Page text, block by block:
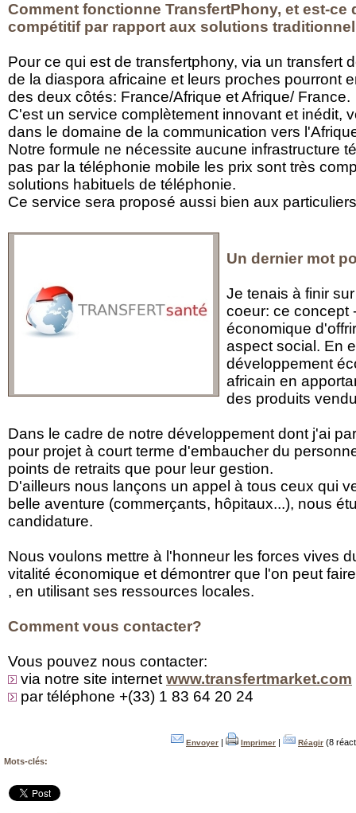
Comment fonctionne TransfertPhony, et est-ce
compétitif par rapport aux solutions
Pour ce qui est de transfertphony, via un transfert
de la diaspora africaine et leurs proches pourront
des deux côtés: France/Afrique et Afrique/ France.
C'est un service complètement innovant et inédit,
dans le domaine de la communication vers
Notre formule ne nécessite aucune infrastructure
pas par la téléphonie mobile les prix sont très
solutions habituels de téléphonie.
Ce service sera proposé aussi bien aux
Un dernier mot
Je tenais à finir
coeur: ce concept
économique
aspect social. En
développement
africain en
des produits
Dans le cadre de notre développement dont j'ai
pour projet à court terme d'embaucher du
points de retraits que pour leur gestion.
D'ailleurs nous lançons un appel à tous ceux qui
belle aventure (commerçants, hôpitaux...), nous
candidature.
Nous voulons mettre à l'honneur les forces vives
vitalité économique et démontrer que l'on peut
, en utilisant ses ressources locales.
Comment vous contacter?
Vous pouvez nous contacter:
via notre site internet www.transfertmarket.com
par téléphone +(33) 1 83 64 20 24
Envoyer | Imprimer | Réagir (8
Mots-clés: